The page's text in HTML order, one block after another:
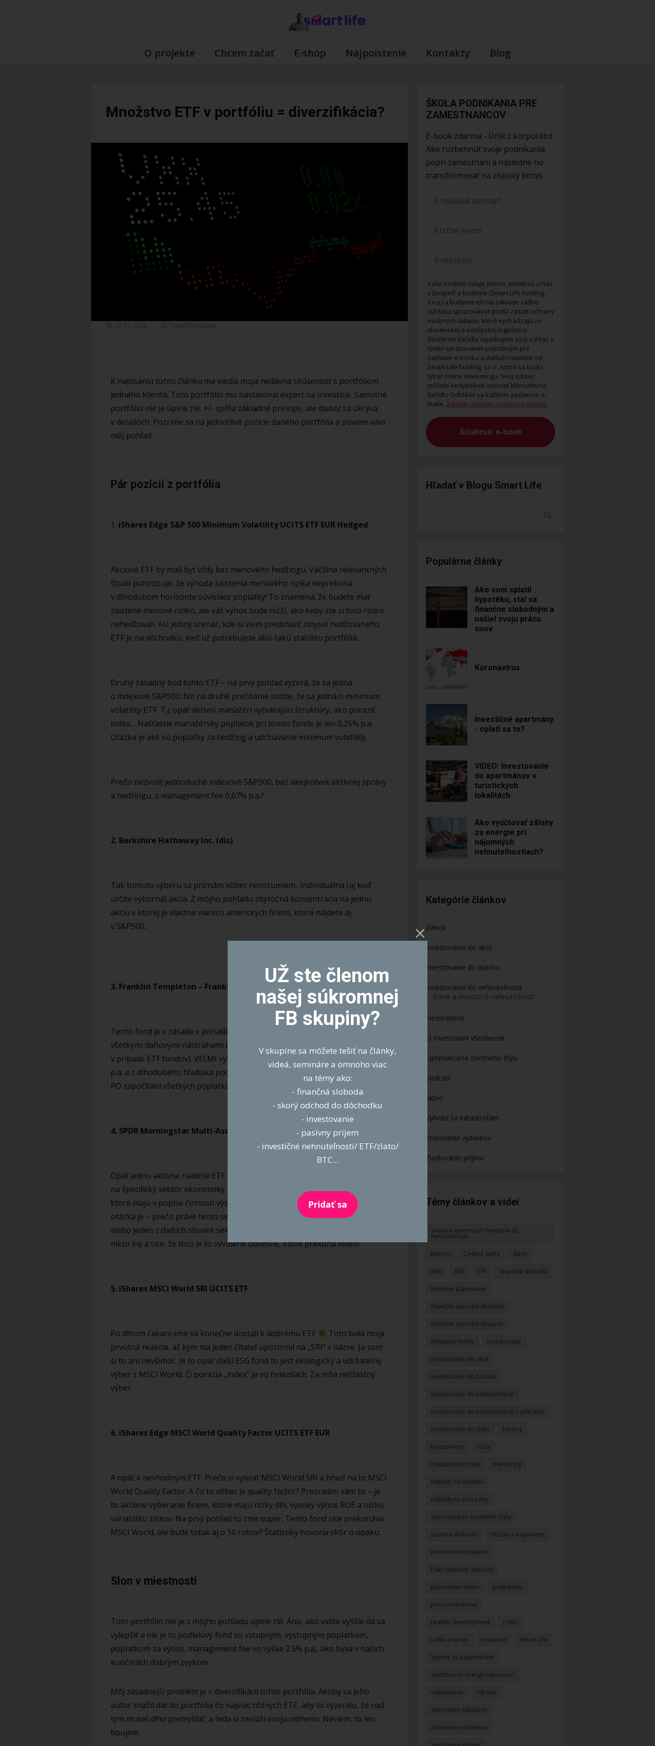
O projekte Chcem začať E-shop Najpoistenie Kontakty Blog
Množstvo ETF v portfóliu = diverzifikácia?
K napísaniu tohto článku ma viedla moja nedávna skúsenosť s portfóliom
jedného klienta. Toto portfólio mu nastavoval expert na investície. Samotné
portfólio nie je úplne zlé. +/- spĺňa základné princípy, ale diabol sa ukrýva
v detailoch. Pozrime sa na jednotlivé pozície daného portfólia a poviem vám
môj pohľad.
Pár pozícií z portfólia
1. iShares Edge S&P 500 Minimum Volatility UCITS ETF EUR Hedged
Akciové ETF by mali byť vždy bez menového hedžingu. Väčšina relevantných
štúdií potvrdzuje, že výhoda zaistenia menového rizika neprekoná
v dlhodobom horizonte súvisiace poplatky! To znamená, že budete mať
zaistené menové riziko, ale váš výnos bude nižší, ako keby ste si toto riziko
nehedžovali. Asi jediný scenár, kde si viem predstaviť zmysel hedžovaného
ETF je na dôchodku, keď už potrebujete akú-takú stabilitu portfólia.
Druhý zásadný bod tohto ETF – na prvý pohľad vyzerá, že sa jedná
o indexové S&P500. No na druhé prečítanie zistíte, že sa jedná o minimum
volatility ETF. T.j. opäť aktívni manažéri vytvárajúci štruktúry, ako poraziť
index… Našťastie manažérsky poplatok pri tomto fonde je len 0,25% p.a.
Otázka je aké sú poplatky za hedžing a udržiavanie minimum volatility.
Prečo nezvoliť jednoduché indexové S&P500, bez akejkoľvek aktívnej správy
a hedžingu, s management fee 0,07% p.a.?
2. Berkshire Hathaway Inc. (dis)
Tak tomuto výberu sa priznám vôbec nerozumiem.. Individuálna (aj keď
určite výborná) akcia. Z môjho pohľadu zbytočná koncentrácia na jednu
akciu v ktorej je vlastne viacero amerických firiem, ktoré nájdete aj
v S&P500..
3. Franklin Templeton – Franklin Technology Fund A(acc)EUR
Tento fond je v zásade v poriadku i keď opäť. Je to podielový fond so
všetkými daňovými nástrahami (oslobodenie až po 3 rokoch vs. po roku
v prípade ETF fondov). VEĽMI vysoké manažérske poplatky na úrovni 1,8%
p.a. a z dlhodobého hľadiska pochybná schopnosť porážať svoj benchmark
PO započítaní všetkých poplatkov.
4. SPDR Morningstar Multi-Asset Global Infrastructure UCITS ETF
Opäť jedno aktívne riadené ETF. Dokonca toto ETF je zamerané
na špecifický sektor ekonomiky – infraštruktúru. T.j. investuje do firiem,
ktoré majú v popise činnosti výstavbu infraštruktúrnych projektov. A moja
otázka je – prečo práve tento sektor a nie napríklad AI alebo zdravotníctvo
alebo jeden z ďalších stoviek sektorov? Vie daný poradca niečo, čo nevie
nikto iný a síce, že toto je to vyvolené odvetvie, ktoré prekoná index?
5. iShares MSCI World SRI UCITS ETF
Po dlhom čakaní sme sa konečne dostali k dobrému ETF
Toto bola moja
prvotná reakcia, až kým ma jeden čitateľ upozornil na „SRI“ v názve. Ja som
si to ani nevšimol.. Je to opäť ďalší ESG fond to jest ekologický a udržateľný
výber z MSCI World. Či porazia „index“ je vo hviezdach. Za mňa nešťastný
výber.
6. iShares Edge MSCI World Quality Factor UCITS ETF EUR
A opäť k nevhodným ETF. Prečo si vybrať MSCI World SRI a hneď na to MSCI
World Quality Factor. A čo to vôbec je quality factor? Prezradím vám to – je
to aktívne vyberanie firiem, ktoré majú nízky dlh, vysoký výnos ROE a nízku
variabilitu ziskov. Na prvý pohľad to znie super. Tento fond síce prekonáva
MSCI World, ale bude totak aj o 10 rokov? Štatistiky hovoria skôr o opaku.
Slon v miestnosti
Toto portfólio nie je z môjho pohľadu úplne zlé. Áno, ako vidíte vyššie dá sa
vylepšiť a nie je to podielový fond so vstupným, výstupným poplatkom,
poplatkom za výnos, management fee vo výške 2.5% p.a., ako býva v našich
končinách dobrým zvykom.
Môj zásadnejší problém je v diverzifikácii tohto portfólia. Akoby sa jeho
autor snažil dať do portfólia čo najviac rôznych ETF, aby to vyzeralo, že nad
tým musel dlho premýšľať, a teda si zaslúži svoju odmenu. Neviem, to len
tipujem.
ŠKOLA PODNIKANIA PRE
ZAMESTNANCOV
E-book zdarma - Únik z korporátu!
Ako rozbehnúť svoje podnikania
popri zamestnaní a následne ho
transformovať na ziskový biznis
Vaše osobné údaje (meno, email) sú u nás
v bezpečí a budeme (Smart Life holding,
s.r.o.) a budeme ich na základe vášho
súhlasu spracovávať podľa zásad ochrany
osobných údajov, ktoré vychádzajú zo
slovenskej a európskej legislatívy.
Stlačením tlačidla vyjadrujete svoj súhlas s
týmto spracovaním potrebným pre
zaslanie e-booku a ďalších noviniek od
Smart-Life holding, s.r.o., ktoré sa budú
týkať online marketingu. Svoj súhlas
môžete kedykoľvek odvolať kliknutím na
tlačidlo Odhlásiť sa každom zaslanom e-
maile. Zásady ochrany osobných údajov
Stiahnuť e-book
Hľadať v Blogu Smart Life
Populárne články
Ako som splatil
hypotéku, stal sa
finančne slobodným a
našiel svoju prácu
snov
Koronavírus
Investičné apartmány
- oplatí sa to?
VIDEO: Investovanie
do apartmánov v
turistických
lokalitách
Ako vyúčtovať zálohy
za energie pri
nájomných
nehnuteľnostiach?
Kategórie článkov
článok
Investovanie do akcií
Investovanie do biznisu
Investovanie do nehnuteľností
Dane a investičné nehnuteľnosti
Nezaradené
O investovaní všeobecne
Optimalizácia životného štýlu
podcast
video
Vyhnite sa katastrofám
Znižovanie výdavkov
Zvyšovanie príjmu
Témy článkov a videí
analyza vynosnosti investicie do
nehnutelnosti
bitcoin Cieľová suma dane
deti ERE ETF finančná sloboda
finančné plánovanie
finančné sprostredkovanie
finančné sprostredkovanir
indexové fondy investovanie
investovanie do akcií
investovanie do biznisu
investovanie do nehnuteľností
investovanie do nehnuteľností v zahraničí
investovanie do zlata kariéra
kryptomeny kríza
manažment rizika mentoring
náklady na bývanie
náklady na potraviny
optimalizácia životného štýlu
osobná sloboda Otázky a odpovede
pasívne investovanie
Plán finančnej slobody
plánovanie cieľov podnikanie
prečo investovať
realitny development riziko
riziko a výnos rozpočet Smart Life
Vyhnite sa katastrofám
vyúčtovanie energií nájomcovi
vzdelávanie zdravie
znižovanie nákladov
znižovanie výdavkov
UŽ ste členom
našej súkromnej
FB skupiny?
V skupine sa môžete tešiť na články,
videá, semináre a omnoho viac
na témy ako:
- finančná sloboda
- skorý odchod do dôchodku
- investovanie
- pasívny príjem
- investičné nehnuteľnosti/ ETF/zlato/
BTC...
Pridať sa